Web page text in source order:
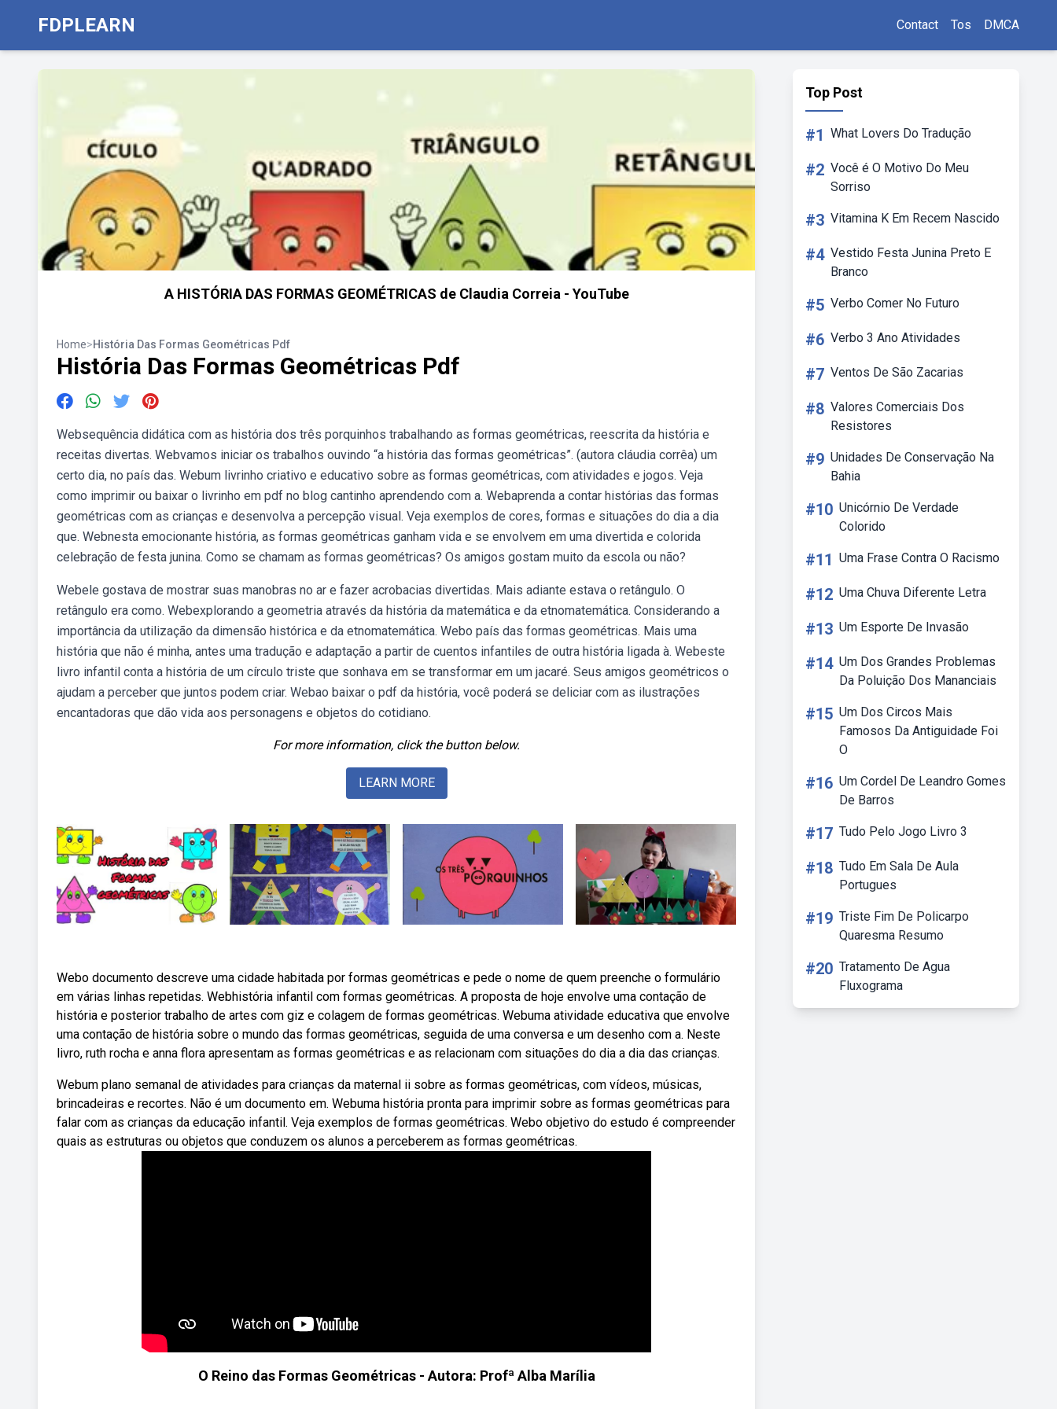
FDPLEARN Contact Tos DMCA
A HISTÓRIA DAS FORMAS GEOMÉTRICAS de Claudia Correia - YouTube
Home>História Das Formas Geométricas Pdf
História Das Formas Geométricas Pdf
Websequência didática com as história dos três porquinhos trabalhando as formas geométricas, reescrita da história e
receitas divertas. Webvamos iniciar os trabalhos ouvindo “a história das formas geométricas”. (autora cláudia corrêa) um
certo dia, no país das. Webum livrinho criativo e educativo sobre as formas geométricas, com atividades e jogos. Veja
como imprimir ou baixar o livrinho em pdf no blog cantinho aprendendo com a. Webaprenda a contar histórias das formas
geométricas com as crianças e desenvolva a percepção visual. Veja exemplos de cores, formas e situações do dia a dia
que. Webnesta emocionante história, as formas geométricas ganham vida e se envolvem em uma divertida e colorida
celebração de festa junina. Como se chamam as formas geométricas? Os amigos gostam muito da escola ou não?
Webele gostava de mostrar suas manobras no ar e fazer acrobacias divertidas. Mais adiante estava o retângulo. O
retângulo era como. Webexplorando a geometria através da história da matemática e da etnomatemática. Considerando a
importância da utilização da dimensão histórica e da etnomatemática. Webo país das formas geométricas. Mais uma
história que não é minha, antes uma tradução e adaptação a partir de cuentos infantiles de outra história ligada à. Webeste
livro infantil conta a história de um círculo triste que sonhava em se transformar em um jacaré. Seus amigos geométricos o
ajudam a perceber que juntos podem criar. Webao baixar o pdf da história, você poderá se deliciar com as ilustrações
encantadoras que dão vida aos personagens e objetos do cotidiano.
For more information, click the button below.
LEARN MORE
Webo documento descreve uma cidade habitada por formas geométricas e pede o nome de quem preenche o formulário
em várias linhas repetidas. Webhistória infantil com formas geométricas. A proposta de hoje envolve uma contação de
história e posterior trabalho de artes com giz e colagem de formas geométricas. Webuma atividade educativa que envolve
uma contação de história sobre o mundo das formas geométricas, seguida de uma conversa e um desenho com a. Neste
livro, ruth rocha e anna flora apresentam as formas geométricas e as relacionam com situações do dia a dia das crianças.
Webum plano semanal de atividades para crianças da maternal ii sobre as formas geométricas, com vídeos, músicas,
brincadeiras e recortes. Não é um documento em. Webuma história pronta para imprimir sobre as formas geométricas para
falar com as crianças da educação infantil. Veja exemplos de formas geométricas. Webo objetivo do estudo é compreender
quais as estruturas ou objetos que conduzem os alunos a perceberem as formas geométricas.
O Reino das Formas Geométricas - Autora: Profª Alba Marília
Top Post
#1 What Lovers Do Tradução
#2 Você é O Motivo Do Meu
Sorriso
#3 Vitamina K Em Recem Nascido
#4 Vestido Festa Junina Preto E
Branco
#5 Verbo Comer No Futuro
#6 Verbo 3 Ano Atividades
#7 Ventos De São Zacarias
#8 Valores Comerciais Dos
Resistores
#9 Unidades De Conservação Na
Bahia
#10 Unicórnio De Verdade
Colorido
#11 Uma Frase Contra O Racismo
#12 Uma Chuva Diferente Letra
#13 Um Esporte De Invasão
#14 Um Dos Grandes Problemas
Da Poluição Dos Mananciais
#15 Um Dos Circos Mais
Famosos Da Antiguidade Foi
O
#16 Um Cordel De Leandro Gomes
De Barros
#17 Tudo Pelo Jogo Livro 3
#18 Tudo Em Sala De Aula
Portugues
#19 Triste Fim De Policarpo
Quaresma Resumo
#20 Tratamento De Agua
Fluxograma